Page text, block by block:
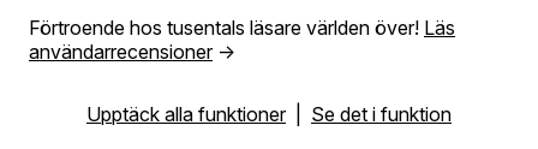
Förtroende hos tusentals läsare världen över! Läs
användarrecensioner→
Upptäck alla funktioner| Se det i funktion